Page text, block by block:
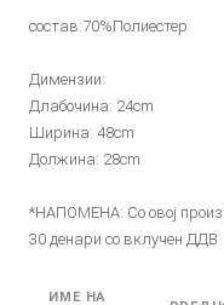
состав:70%Полиестер
Димензии:
Длабочина: 24cm
Ширина: 48cm
Должина: 28cm
*НАПОМЕНА: Со овој
30 денари со вклучен ДДВ
ИМЕ НА